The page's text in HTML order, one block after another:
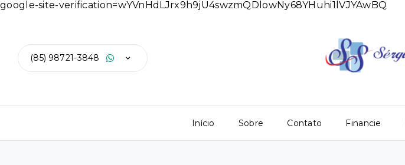
google-site-verification=wYVnHdLJrx9h9jU4swzmQDlowNy68YHuhi1lVJYAwBQ
(85) 98721-3848
Início Sobre Contato Financie